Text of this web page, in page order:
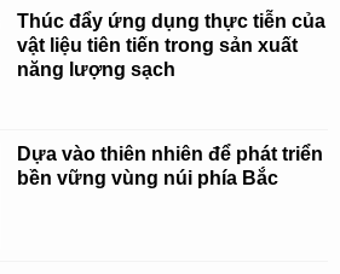
Thúc đẩy ứng dụng thực tiễn của
vật liệu tiên tiến trong sản xuất
năng lượng sạch
Dựa vào thiên nhiên để phát triển
bền vững vùng núi phía Bắc